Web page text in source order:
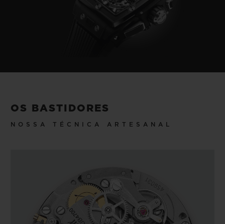
OS BASTIDORES
NOSSA TÉCNICA ARTESANAL